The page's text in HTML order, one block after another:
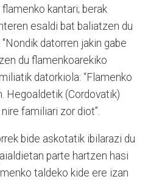
kantari; berak
esaldi bat baliatzen du
datorren jakin gabe
du flamenkoarekiko
datorkiola: “Flamenko
Hegoaldetik (Cordovatik)
familiari zor diot”.
bide askotatik ibilarazi du
parte hartzen hasi
taldeko kide ere izan